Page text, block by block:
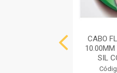
CABO
10.00MM
SIL